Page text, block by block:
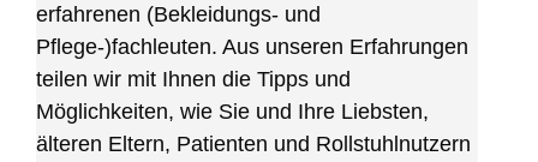
erfahrenen (Bekleidungs- und
Pflege-)fachleuten. Aus unseren Erfahrungen
teilen wir mit Ihnen die Tipps und
Möglichkeiten, wie Sie und Ihre Liebsten,
älteren Eltern, Patienten und Rollstuhlnutzern